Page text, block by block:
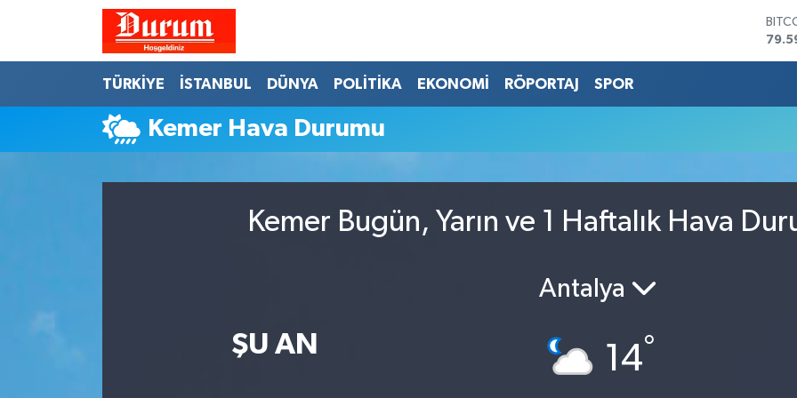
TÜRKİYE İSTANBUL DÜNYA POLİTİKA EKONOMİ RÖPORTAJ SPOR
Kemer Hava Durumu
Kemer Bugün, Yarın ve 1 Haftalık Hava
ŞU AN
Antalya
14°
Hava Durumu